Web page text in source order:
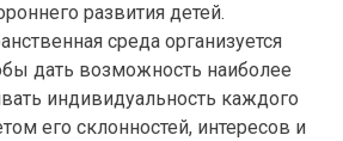
развития детей.
среда организуется
дать возможность наиболее
индивидуальность каждого
его склонностей, интересов и